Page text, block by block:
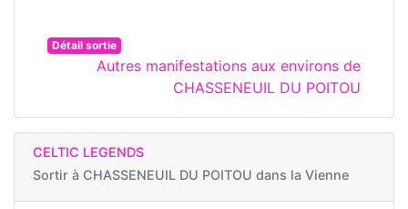
Détail sortie
Autres manifestations aux environs de
CHASSENEUIL DU POITOU
CELTIC LEGENDS
Sortir à CHASSENEUIL DU POITOU dans la Vienne